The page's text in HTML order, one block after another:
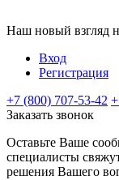
Наш новый взгляд
Вход
Регистрация
+7 (800) 707-53-42
Заказать звонок
Оставьте Ваше
специалисты
решения Вашего